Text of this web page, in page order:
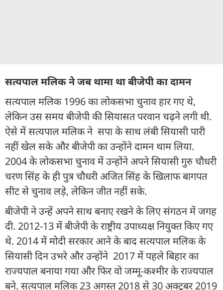
सत्यपाल मलिक ने जब थामा था बीजेपी का दामन
सत्यपाल मलिक 1996 का लोकसभा चुनाव हार गए थे,
लेकिन उस समय बीजेपी की सियासत परवान चढ़ने लगी थी.
ऐसे में सत्यपाल मलिक ने सपा के साथ लंबी सियासी पारी
नहीं खेल सके और बीजेपी का उन्होंने दामन थाम लिया.
2004 के लोकसभा चुनाव में उन्होंने अपने सियासी गुरु चौधरी
चरण सिंह के ही पुत्र चौधरी अजित सिंह के खिलाफ बागपत
सीट से चुनाव लड़े, लेकिन जीत नहीं सके.
बीजेपी ने उन्हें अपने साथ बनाए रखने के लिए संगठन में जगह
दी. 2012-13 में बीजेपी के राष्ट्रीय उपाध्यक्ष नियुक्त किए गए
थे. 2014 में मोदी सरकार आने के बाद सत्यपाल मलिक के
सियासी दिन उभरे और उन्होंने 2017 में पहले बिहार का
राज्यपाल बनाया गया और फिर वो जम्मू-कश्मीर के राज्यपाल
बने. सत्यपाल मलिक 23 अगस्त 2018 से 30 अक्टूबर 2019